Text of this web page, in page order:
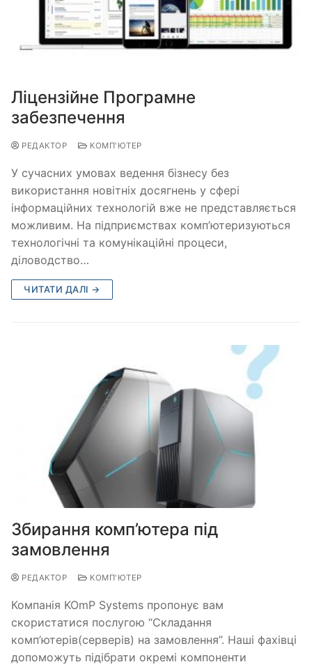
Ліцензійне Програмне
забезпечення
РЕДАКТОР КОМП'ЮТЕР
У сучасних умовах ведення бізнесу без
використання новітніх досягнень у сфері
інформаційних технологій вже не представляється
можливим. На підприємствах комп’ютеризуються
технологічні та комунікаційні процеси,
діловодство…
ЧИТАТИ ДАЛІ →
Збирання комп’ютера під
замовлення
РЕДАКТОР КОМП'ЮТЕР
Компанія KOmP Systems пропонує вам
скористатися послугою “Складання
комп’ютерів(серверів) на замовлення”. Наші фахівці
допоможуть підібрати окремі компоненти